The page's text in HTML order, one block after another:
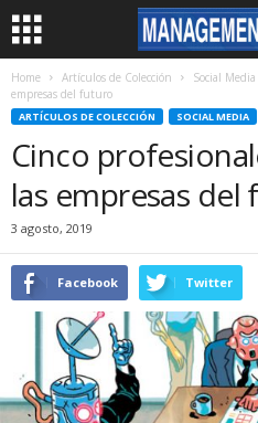
Home Artículos de Colección Social Media
empresas del futuro
ARTÍCULOS DE COLECCIÓN SOCIAL MEDIA
Cinco
las empresas del
3 agosto, 2019
Facebook Twitter